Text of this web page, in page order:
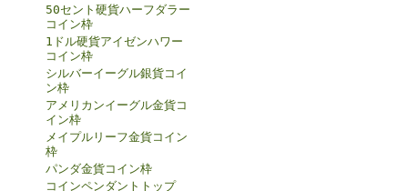
50セント硬貨ハーフダラー
コイン枠
1ドル硬貨アイゼンハワー
コイン枠
シルバーイーグル銀貨コイ
ン枠
アメリカンイーグル金貨コ
イン枠
メイプルリーフ金貨コイン
枠
パンダ金貨コイン枠
コインペンダントトップ